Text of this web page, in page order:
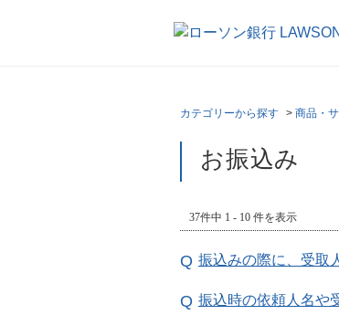
カテゴリーから探す > 商品・
お振込み
37件中 1 - 10 件を表示
振込みの際に、受取
振込時の依頼人名や